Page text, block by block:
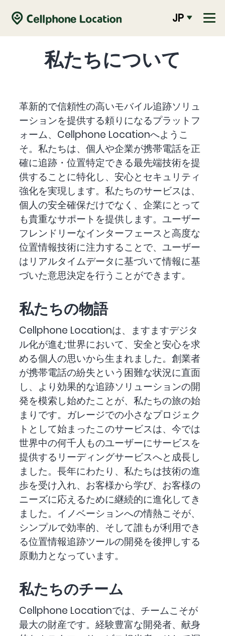
JP
私たちについて
革新的で信頼性の高いモバイル追跡ソリュ
ーションを提供する頼りになるプラットフ
ォーム、Cellphone Locationへようこ
そ。私たちは、個人や企業が携帯電話を正
確に追跡・位置特定できる最先端技術を提
供することに特化し、安心とセキュリティ
強化を実現します。私たちのサービスは、
個人の安全確保だけでなく、企業にとって
も貴重なサポートを提供します。ユーザー
フレンドリーなインターフェースと高度な
位置情報技術に注力することで、ユーザー
はリアルタイムデータに基づいて情報に基
づいた意思決定を行うことができます。
私たちの物語
Cellphone Locationは、ますますデジタ
ル化が進む世界において、安全と安心を求
める個人の思いから生まれました。創業者
が携帯電話の紛失という困難な状況に直面
し、より効果的な追跡ソリューションの開
発を模索し始めたことが、私たちの旅の始
まりです。ガレージでの小さなプロジェク
トとして始まったこのサービスは、今では
世界中の何千人ものユーザーにサービスを
提供するリーディングサービスへと成長し
ました。長年にわたり、私たちは技術の進
歩を受け入れ、お客様から学び、お客様の
ニーズに応えるために継続的に進化してき
ました。イノベーションへの情熱こそが、
シンプルで効率的、そして誰もが利用でき
る位置情報追跡ツールの開発を後押しする
原動力となっています。
私たちのチーム
Cellphone Locationでは、チームこそが
最大の財産です。経験豊富な開発者、献身